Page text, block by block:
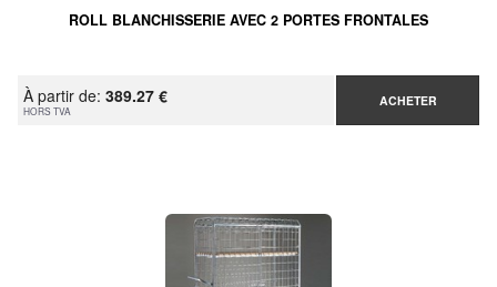
ROLL BLANCHISSERIE AVEC 2 PORTES FRONTALES
À partir de: 389.27 €
HORS TVA
ACHETER